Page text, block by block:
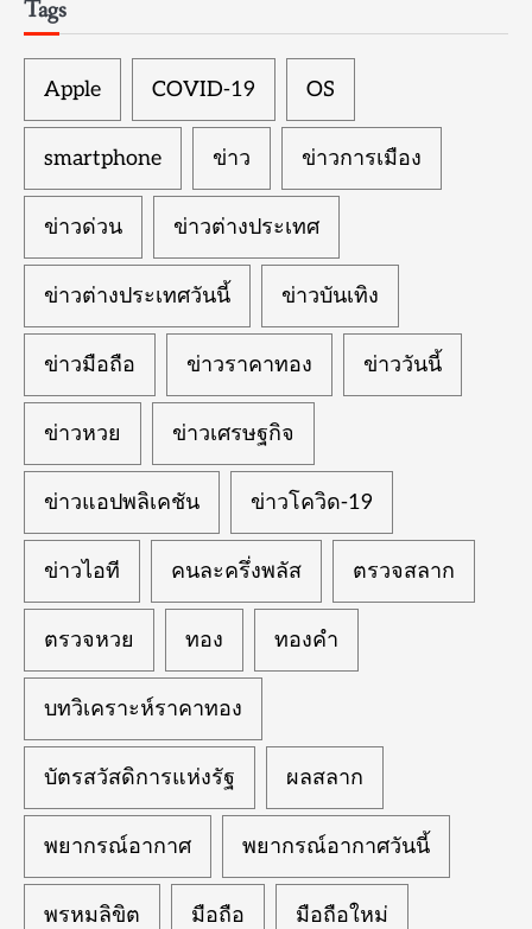
Tags
Apple COVID-19 OS
smartphone ข่าว ข่าวการเมือง
ข่าวด่วน ข่าวต่างประเทศ
ข่าวต่างประเทศวันนี้ ข่าวบันเทิง
ข่าวมือถือ ข่าวราคาทอง ข่าววันนี้
ข่าวหวย ข่าวเศรษฐกิจ
ข่าวแอปพลิเคชัน ข่าวโควิด-19
ข่าวไอที คนละครึ่งพลัส ตรวจสลาก
ตรวจหวย ทอง ทองคำ
บทวิเคราะห์ราคาทอง
บัตรสวัสดิการแห่งรัฐ ผลสลาก
พยากรณ์อากาศ พยากรณ์อากาศวันนี้
พรหมลิขิต มือถือ มือถือใหม่